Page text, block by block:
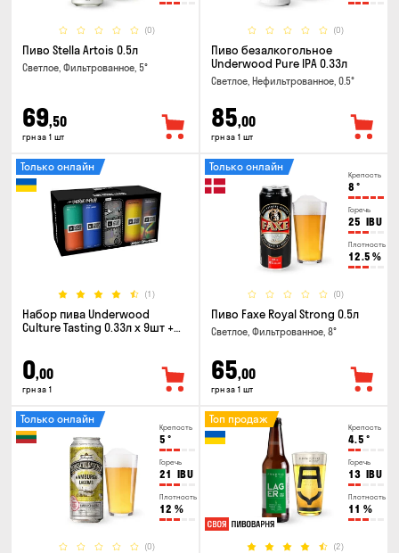
(0)
Пиво Stella Artois 0.5л
Светлое, Фильтрованное, 5°
69,50
грн за 1 шт
(0)
Пиво безалкогольное
Underwood Pure IPA 0.33л
Светлое, Нефильтрованное, 0.5°
85,00
грн за 1 шт
(1)
Только онлайн
Набор пива Underwood
Culture Tasting 0.33л x 9шт +
0,00
грн за 1
Крепость
8 °
Горечь
25 IBU
Плотность
12.5 %
(0)
Только онлайн
Пиво Faxe Royal Strong 0.5л
Светлое, Фильтрованное, 8°
65,00
грн за 1 шт
Крепость
5 °
Горечь
21 IBU
Плотность
12 %
(0)
Только онлайн
Крепость
4.5 °
Горечь
13 IBU
Плотность
11 %
(2)
Топ продаж